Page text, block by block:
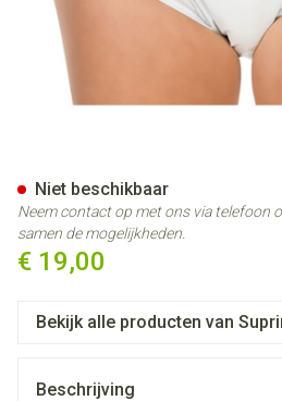
€ 19,00
Niet beschikbaar
Neem contact op met ons via telefoon
samen de mogelijkheden.
Bekijk alle producten van
Beschrijving